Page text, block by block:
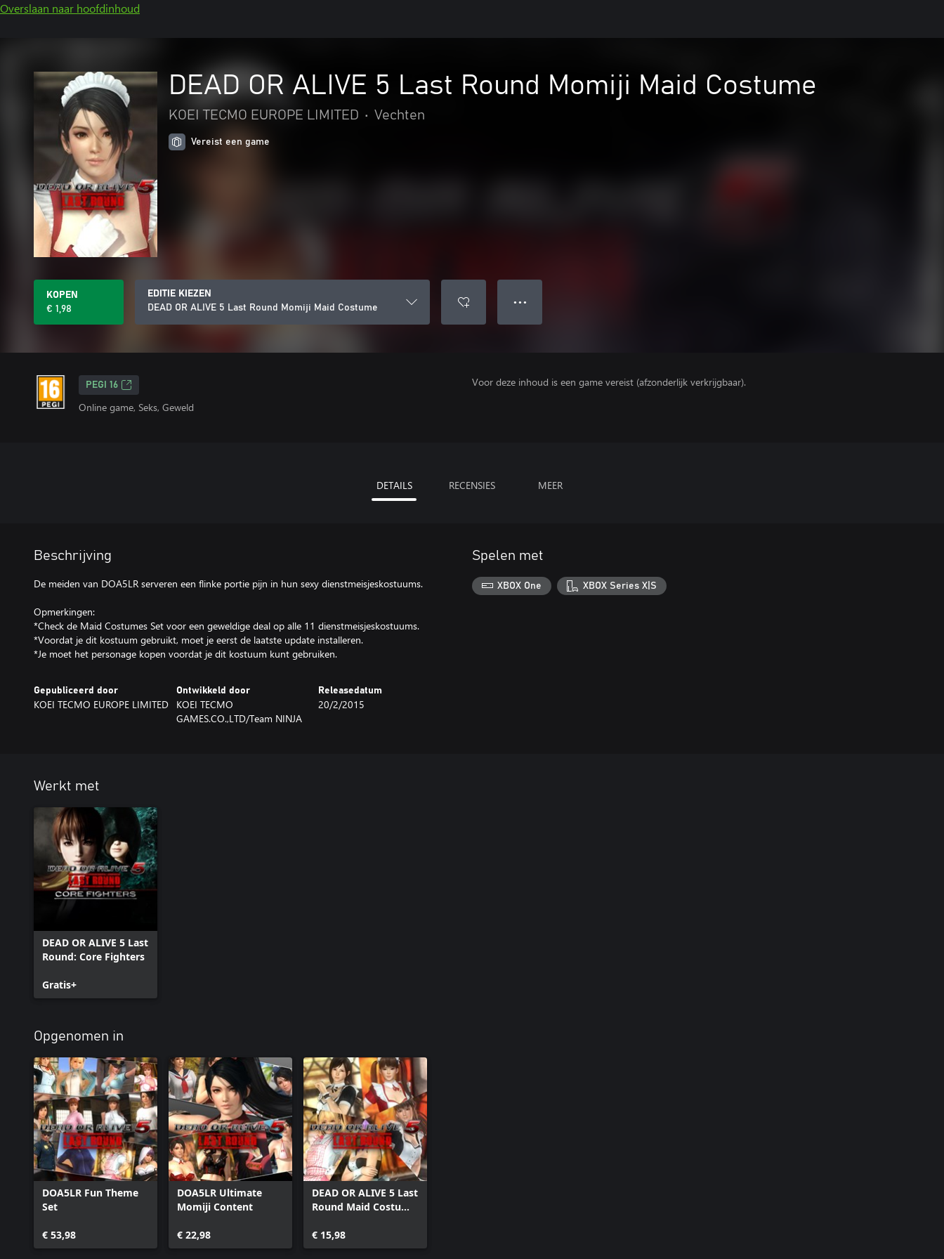
Overslaan naar hoofdinhoud
DEAD OR ALIVE 5 Last Round Momiji Maid Costume
KOEI TECMO EUROPE LIMITED • Vechten
Vereist een game
KOPEN
€ 1,98
EDITIE KIEZEN
DEAD OR ALIVE 5 Last Round Momiji Maid Costume
● ● ●
PEGI 16
Online game, Seks, Geweld
Voor deze inhoud is een game vereist (afzonderlijk verkrijgbaar).
DETAILS RECENSIES MEER
Beschrijving
De meiden van DOA5LR serveren een flinke portie pijn in hun sexy dienstmeisjeskostuums.
Opmerkingen:
*Check de Maid Costumes Set voor een geweldige deal op alle 11 dienstmeisjeskostuums.
*Voordat je dit kostuum gebruikt, moet je eerst de laatste update installeren.
*Je moet het personage kopen voordat je dit kostuum kunt gebruiken.
Gepubliceerd door
KOEI TECMO EUROPE LIMITED
Ontwikkeld door
KOEI TECMO
GAMES.CO.,LTD/Team NINJA
Releasedatum
20/2/2015
Spelen met
XBOX One XBOX Series X|S
Werkt met
DEAD OR ALIVE 5 Last
Round: Core Fighters
Gratis+
Opgenomen in
DOA5LR Fun Theme
Set
€ 53,98
DOA5LR Ultimate
Momiji Content
€ 22,98
DEAD OR ALIVE 5 Last
Round Maid Costume
€ 15,98